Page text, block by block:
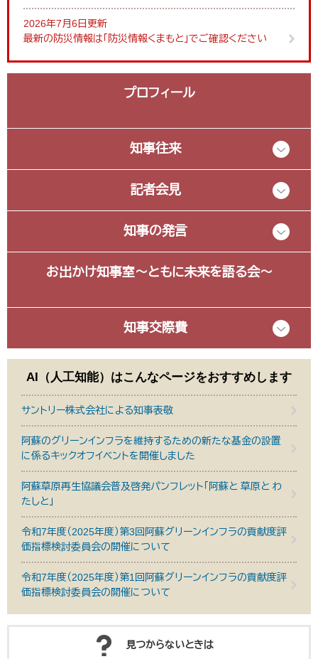
2026年7月6日更新
最新の防災情報は「防災情報くまもと」でご確認ください
プロフィール
知事往来
記者会見
知事の発言
お出かけ知事室～ともに未来を語る会～
知事交際費
AI（人工知能）はこんなページをおすすめします
サントリー株式会社による知事表敬
阿蘇のグリーンインフラを維持するための新たな基金の設置
に係るキックオフイベントを開催しました
阿蘇草原再生協議会普及啓発パンフレット「阿蘇と 草原と わ
たしと」
令和7年度（2025年度）第3回阿蘇グリーンインフラの貢献度評
価指標検討委員会の開催について
令和7年度（2025年度）第1回阿蘇グリーンインフラの貢献度評
価指標検討委員会の開催について
見つからないときは